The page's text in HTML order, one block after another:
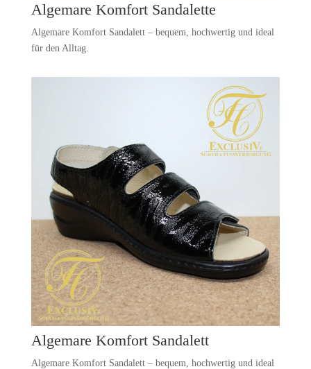
Algemare Komfort Sandalette
Algemare Komfort Sandalett – bequem, hochwertig und ideal
für den Alltag.
Algemare Komfort Sandalett
Algemare Komfort Sandalett – bequem, hochwertig und ideal